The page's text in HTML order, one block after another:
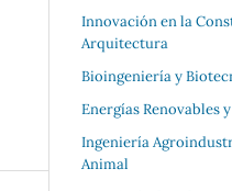
Innovación en la
Arquitectura
Bioingeniería y
Energías Renovables
Ingeniería
Animal